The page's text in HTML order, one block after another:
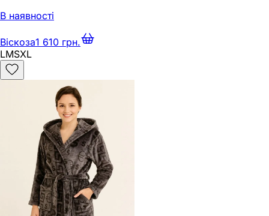
В наявності
Віскоза1 610 грн.
LMSXL